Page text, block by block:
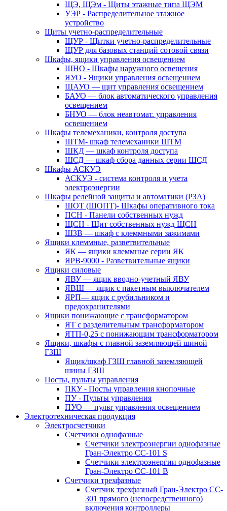
ЩЭ, ЩЭм - Щиты этажные типа ЩЭМ
УЭР - Распределительное этажное
устройство
Щиты учетно-распределительные
ЩУР - Щитки учетно-распределительные
ЩУР для базовых станций сотовой связи
Шкафы, ящики управления освещением
ШНО - Шкафы наружного освещения
ЯУО - Ящики управления освещением
ЩАУО — щит управления освещением
БАУО — блок автоматического управления
освещением
БНУО — блок неавтомат. управления
освещением
Шкафы телемеханики, контроля доступа
ШТМ- шкаф телемеханики ШТМ
ШКД — шкаф контроля доступа
ШСД — шкаф сбора данных серии ШСД
Шкафы АСКУЭ
АСКУЭ - система контроля и учета
электроэнергии
Шкафы релейной защиты и автоматики (РЗА)
ШОТ (ШОПТ)- Шкафы оперативного тока
ПСН - Панели собственных нужд
ЩСН - Щит собственных нужд ЩСН
ШЗВ — шкаф с клеммными зажимами
Ящики клеммные, разветвительные
ЯК — ящики клеммные серии ЯК
ЯРВ-9000 - Разветвительные ящики
Ящики силовые
ЯВУ — ящик вводно-учетный ЯВУ
ЯВШ — ящик с пакетным выключателем
ЯРП— ящик с рубильником и
предохранителями
Ящики понижающие с трансформатором
ЯТ с разделительным трансформатором
ЯТП-0,25 с понижающим трансформатором
Ящики, шкафы с главной заземляющей шиной
ГЗШ
Ящик/шкаф ГЗШ главной заземляющей
шины ГЗШ
Посты, пульты управления
ПКУ - Посты управления кнопочные
ПУ - Пульты управления
ПУО — пульт управления освещением
Электротехническая продукция
Электросчетчики
Счетчики однофазные
Счетчики электроэнергии однофазные
Гран-Электро СС-101 S
Счетчики электроэнергии однофазные
Гран-Электро СС-101 B
Счетчики трехфазные
Счетчик трехфазный Гран-Электро CC-
301 прямого (непосредственного)
включения контроллеры